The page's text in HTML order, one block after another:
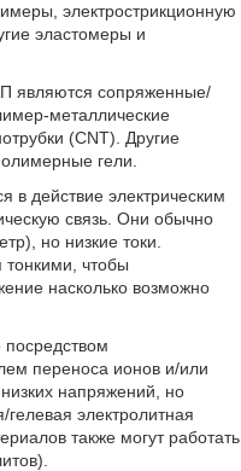
электрострикционную
эластомеры и
являются сопряженные/
металлические
(CNT). Другие
гели.
действие электрическим
связь. Они обычно
но низкие токи.
чтобы
насколько возможно
переноса ионов и/или
напряжений, но
электролитная
также могут работать